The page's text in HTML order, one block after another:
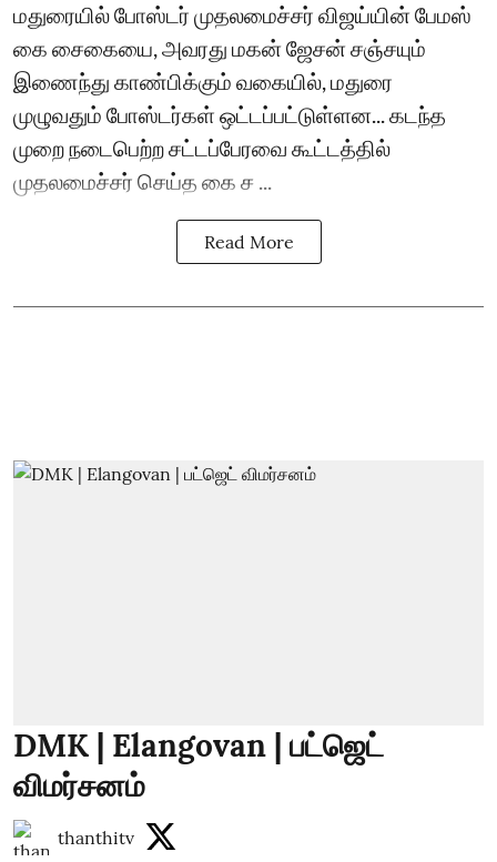
மதுரையில் போஸ்டர் முதலமைச்சர் விஜய்யின் பேமஸ்
கை சைகையை, அவரது மகன் ஜேசன் சஞ்சயும்
இணைந்து காண்பிக்கும் வகையில், மதுரை
முழுவதும் போஸ்டர்கள் ஒட்டப்பட்டுள்ளன... கடந்த
முறை நடைபெற்ற சட்டப்பேரவை கூட்டத்தில்
முதலமைச்சர் செய்த கை ச ...
Read More
DMK | Elangovan | பட்ஜெட்
விமர்சனம்
thanthitv